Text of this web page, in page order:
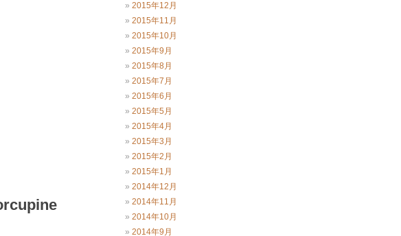
2015年12月
2015年11月
2015年10月
2015年9月
2015年8月
2015年7月
2015年6月
2015年5月
2015年4月
2015年3月
2015年2月
2015年1月
2014年12月
2014年11月
2014年10月
2014年9月